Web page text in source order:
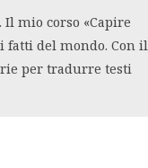
mio corso «Capire
fatti del mondo. Con il
per tradurre testi